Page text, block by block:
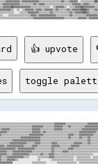
👍 upvote
toggle palette
▓▓▓▓▓▓▓▓▓▓▓▓▓▓▓▓▓▓▓▓▓▓▓▓▓▓▓▓▓▓▓▓▓▓▓▓▓▓▓▓▓▓▓▓▓▓▓▓▓▓▓▓▓▓▓▓▓▓▓▓▓▓▒▒▒▒▓▓▓▓▓▓▓▓▒▒▒▒▓▓▓▓▒▒▒▒░░░░░░░░░░░░░░▒▒░░▒▒▒▒░░▒▒▒▒░░▒▒▒▒▓▓▓▓▓▓▓▓▓▓▓▓▓▓▓▓▒▒▒▒▒▒▒▒▒▒░░▒▒▒▒▓▓▒▒░░▒▒▒▒░░░░▓▓▓▓▓▓▒▒▒▒▒▒░░░░
▓▓▓▓▓▓▓▓▓▓▓▓▓▓▒▒▒▒▒▒▓▓▓▓▓▓▓▓▓▓▓▓▓▓▓▓▓▓▒▒▒▒▓▓▓▓▓▓▓▓▓▓▓▓▓▓▓▓▓▓▓▓▓▓▓▓▓▓▓▓▓▓▓▓▓▓▒▒▒▒▒▒▒▒░░░░    ░░  ░░░░▒▒▒▒▒▒▒▒░░▒▒▒▒▒▒▒▒▒▒░░▓▓▓▓▓▓▓▓▓▓▓▓▒▒▒▒▒▒▓▓▓▓▓▓▒▒░░░░▒▒▓▓▒▒▒▒▒▒░░░░▒▒▓▓▒▒▒▒▒▒▓▓▒▒░░
▓▓▓▓▓▓▓▓▓▓▓▓▒▒▒▒▒▒▒▒▒▒▓▓▓▓▓▓▓▓▓▓▓▓▓▓▒▒▒▒▒▒▓▓▓▓▓▓▓▓▓▓▓▓▓▓▓▓▒▒▓▓▓▓██▓▓▓▓██▓▓▒▒▓▓▒▒▓▓▒▒░░▒▒    ░░░░  ▒▒▒▒░░▒▒▒▒▒▒▒▒▒▒▒▒▓▓▒▒▒▒▒▒▒▒▒▒▓▓▓▓▓▓▓▓▒▒▒▒░░▒▒▒▒▓▓░░░░  ░░▒▒▓▓▒▒▒▒░░░░▓▓▓▓▒▒░░▒▒▓▓▒▒
▒▒▓▓▓▓▓▓▓▓▒▒▒▒▒▒▒▒▒▒▓▓▓▓▓▓▓▓▓▓▓▓▓▓▓▓▒▒▒▒▓▓▓▓▓▓▓▓▓▓▓▓▓▓▒▒░░░░▒▒▓▓████████▓▓▓▓▓▓▓▓▓▓██  ░░░░  ░░░░  ▒▒▒▒░░░░░░▒▒▒▒▓▓▓▓▓▓▓▓▒▒░░▒▒▓▓▓▓▓▓▓▓▓▓▓▓▒▒▒▒░░░░░░▒▒▒▒░░░░░░░░░░░░░░░░░░▒▒▒▒▒▒░░▒▒▒▒
▓▓▓▓▓▓▓▓▓▓▓▓▓▓▓▓▓▓▓▓▓▓▓▓▓▓▓▓▓▓▓▓▓▓▓▓▓▓▓▓▓▓▓▓▓▓▓▓▓▓▒▒░░░░░░▒▒▓▓▓▓██████████▓▓██▓▓████▒▒░░      ░░░░▒▒▒▒▒▒▒▒░░▒▒▒▒▓▓▓▓▓▓▓▓▓▓▒▒░░░░▒▒▒▒▒▒▒▒▓▓▒▒▒▒▒▒░░  ░░▒▒▒▒░░░░░░  ░░░░▒▒░░▒▒▒▒▒▒░░░░▒▒
▓▓▓▓▓▓▓▓▓▓▓▓▓▓▓▓▓▓▓▓▓▓▓▓▒▒▓▓▓▓▓▓▒▒▒▒▓▓▓▓▓▓▓▓▓▓▓▓▒▒░░░░░░▒▒▒▒▒▒▓▓██████████████▓▓▓▓██▓▓▒▒▒▒▒▒▒▒░░▒▒▒▒▒▒▒▒▒▒░░▒▒▓▓▓▓▓▓▓▓▓▓▓▓▒▒▒▒▒▒░░░░▒▒▒▒▒▒▒▒▒▒▒▒▒▒░░░░░░░░░░░░░░░░░░░░░░░░▒▒▓▓▓▓░░  ▓▓
▓▓▒▒▓▓▓▓▓▓▓▓▓▓▓▓▓▓▓▓▓▓▓▓▒▒▒▒▒▒▓▓▒▒▒▒▓▓▓▓▓▓▓▓▓▓▓▓░░░░▒▒▒▒▒▒▒▒▓▓▓▓██████████▓▓██▓▓▓▓▓▓██▓▓▒▒▓▓▒▒▒▒▒▒▒▒▒▒▒▒▒▒▒▒▓▓▓▓▓▓▓▓██▓▓▓▓▓▓▓▓▒▒░░▒▒░░░░▒▒▒▒░░░░░░▒▒▒▒░░  ░░░░▒▒▒▒▒▒  ░░░░░░░░░░▒▒  ░░
▒▒▒▒▓▓▒▒▒▒▒▒▓▓▒▒▓▓▓▓▓▓▓▓▓▓▒▒▒▒▓▓▓▓▓▓▓▓▓▓▓▓▓▓▓▓░░░░░░▒▒▒▒▓▓▓▓▓▓▓▓▓▓██████████▓▓██▓▓▓▓▓▓▓▓▓▓▓▓▓▓▓▓▒▒▒▒▒▒▒▒▒▒▓▓▓▓▓▓▓▓▓▓████▓▓▓▓▓▓▒▒░░▒▒▒▒░░░░░░░░░░░░░░░░░░░░░░░░░░▒▒▒▒▒▒░░░░▒▒░░▒▒░░▒▒  
▒▒▒▒▒▒▒▒▒▒▒▒▒▒░░▒▒▓▓▒▒▒▒▒▒▒▒▓▓▓▓▓▓▓▓▒▒▓▓▒▒░░░░▒▒▓▓▒▒▒▒▒▒▒▒▓▓▓▓▓▓▓▓████████████████▓▓▓▓▓▓▓▓▓▓██▓▓▒▒▒▒▒▒▒▒▒▒▓▓▓▓██▓▓▓▓████▓▓▓▓▓▓▒▒░░▒▒▒▒░░░░░░░░░░░░░░░░░░░░░░░░░░▒▒▒▒░░▒▒  ░░░░░░░░░░░░
▒▒▒▒▒▒▒▒▒▒▒▒▒▒▒▒░░▓▓▒▒░░▒▒▓▓▓▓▒▒▒▒▒▒▒▒▒▒▒▒▒▒░░░░▒▒▒▒▒▒▒▒░░▓▓▓▓▓▓▓▓████████████████▓▓▒▒▒▒▓▓▓▓██████▓▓▒▒▒▒▒▒▓▓▓▓▓▓██████▓▓▓▓▓▓▒▒░░▒▒░░▒▒░░░░░░░░░░  ░░  ░░  ░░░░░░▒▒▒▒░░▓▓▒▒░░░░░░░░░░  
▒▒▒▒▒▒▒▒▒▒▒▒▒▒▓▓░░▒▒░░▒▒▓▓▓▓▓▓░░        ░░░░░░░░░░▒▒▒▒▒▒▒▒▒▒▓▓▓▓▓▓████████████████▓▓▒▒░░░░▒▒▓▓▓▓▒▒▒▒▒▒▒▒▒▒▓▓▓▓██▓▓████▓▓▓▓▓▓▒▒▒▒▒▒░░░░▒▒░░▓▓▒▒      ░░░░░░░░  ░░░░▒▒▒▒▓▓░░▒▒░░░░▒▒░░  
▒▒▒▒░░░░░░░░▒▒▓▓▒▒░░▒▒▓▓▓▓▓▓░░░░        ░░░░░░░░▒▒▒▒░░░░▒▒▒▒▓▓▓▓▓▓████████████████▓▓▓▓░░░░░░░░░░▒▒░░▒▒▒▒▒▒▓▓██████▓▓██▓▓▓▓▓▓▒▒▒▒▒▒░░▒▒  ░░░░      ░░░░░░░░░░░░░░░░░░▒▒▓▓░░▒▒▒▒▒▒  ░░░░
▒▒░░░░▒▒░░░░▒▒▓▓░░░░▒▒▒▒      ░░        ░░    ▒▒▒▒▒▒░░▒▒░░░░▒▒▓▓▓▓████████████████▓▓▒▒▒▒░░░░░░  ░░░░▒▒▒▒▓▓████▓▓▓▓▓▓▓▓▓▓▓▓▓▓▒▒▒▒▒▒░░░░  ░░░░                ░░░░░░░░░░░░░░▒▒░░▓▓▒▒  ░░
░░░░░░▒▒▒▒▒▒░░░░░░▒▒░░░░░░░░▓▓░░░░░░  ░░░░    ░░░░░░░░▒▒▒▒▒▒▒▒▓▓▓▓████████████████▓▓▓▓▒▒▒▒▒▒▒▒░░░░▒▒▒▒▓▓▓▓██▓▓▓▓▓▓▓▓▓▓▓▓▓▓▒▒▒▒▒▒░░░░      ░░                      ░░░░▒▒░░░░░░▒▒▓▓▒▒░░
░░░░▒▒▒▒▒▒░░░░░░▒▒▒▒▒▒░░▒▒▒▒░░      ░░░░░░    ░░░░▒▒▒▒▒▒▒▒▒▒▒▒▓▓▓▓▓▓████████████▓▓▓▓▓▓▓▓▒▒▒▒▓▓▒▒▒▒▒▒▒▒▓▓▓▓▓▓▓▓▓▓▓▓▓▓▓▓▓▓▒▒▒▒▒▒▒▒▒▒░░    ░░      ░░░░  ░░▒▒░░░░░░  ▒▒░░░░▒▒░░░░▒▒▓▓▓▓▓▓
▒▒▒▒░░░░▒▒▒▒  ░░░░▒▒▒▒░░            ░░░░░░      ░░░░▒▒▒▒▒▒▒▒▒▒▓▓██████████████████▓▓██▓▓██▓▓▓▓▓▓▓▓▓▓██▒▒██▓▓▓▓▓▓▓▓▓▓▓▓▒▒▒▒▓▓▓▓▒▒░░▒▒                ░░▒▒▒▒░░░░░░▒▒▒▒░░░░▒▒░░▓▓▒▒▒▒▒▒▒▒
▒▒░░▒▒▒▒▒▒░░░░░░  ▒▒        ░░░░░░░░░░░░░░      ▒▒▒▒▒▒░░▒▒▒▒▒▒▓▓▓▓▓▓██▓▓▓▓██████▓▓▓▓██████▒▒██▓▓██▓▓▓▓██▓▓▓▓▓▓▓▓▓▓▓▓▓▓▒▒▒▒▓▓▓▓▒▒░░░░                      ░░  ░░▓▓▒▒░░░░▒▒▒▒▓▓▒▒▒▒░░▓▓
░░░░▒▒▒▒▒▒▒▒▒▒  ░░░░░░▒▒▒▒▒▒▒▒▓▓▒▒      ░░░░    ▒▒▒▒▒▒▒▒▒▒▓▓▓▓▓▓▓▓▓▓▓▓████████████████▓▓████▓▓▓▓██▓▓▓▓▓▓▓▓▓▓▓▓▒▒▒▒▒▒▒▒▒▒▒▒▒▒▒▒▒▒▒▒░░░░░░░░░░░░░░░░░░░░░░░░░░░░░░▒▒▒▒░░░░▒▒▒▒▒▒▒▒▒▒░░░░
▒▒▒▒▒▒░░▒▒░░░░░░░░░░░░▒▒▒▒░░                ░░  ▒▒▒▒▒▒▒▒▓▓▒▒▒▒▓▓▓▓██████████▓▓▓▓██████▓▓██▓▓▓▓▓▓▓▓▓▓▓▓▓▓▓▓▓▓▒▒▒▒▒▒▒▒▒▒░░░░▒▒▒▒▒▒▒▒░░░░░░░░░░░░▒▒░░░░░░▒▒░░░░░░░░░░░░░░░░░░▒▒▒▒▒▒▒▒░░░░
░░░░▒▒▓▓▒▒▒▒░░░░░░░░▒▒░░                        ▒▒▓▓▒▒▓▓▒▒▓▓▒▒▓▓▓▓▓▓▓▓▓▓▓▓▓▓████▓▓██████▓▓▓▓▓▓▓▓▒▒▓▓▒▒▓▓▓▓▓▓▓▓▒▒░░░░░░░░░░░░░░░░░░░░░░  ░░  ░░░░░░▒▒▒▒▒▒▒▒░░▒▒░░░░░░░░▒▒░░▒▒▒▒▒▒▒▒░░▒▒